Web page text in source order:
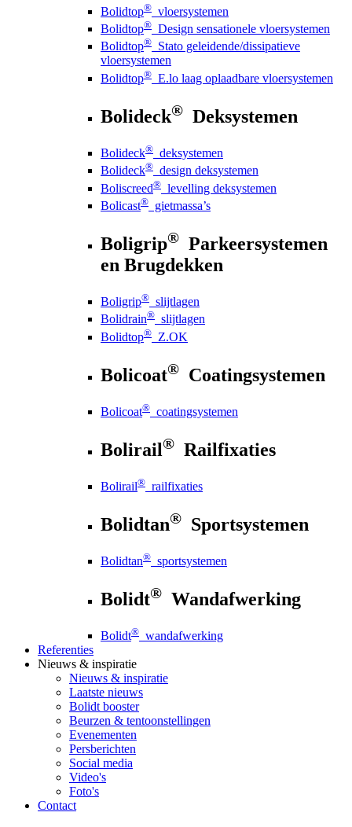
Bolidtop® vloersystemen
Bolidtop® Design sensationele vloersystemen
Bolidtop® Stato geleidende/dissipatieve
vloersystemen
Bolidtop® E.lo laag oplaadbare vloersystemen
Bolideck® Deksystemen
Bolideck® deksystemen
Bolideck® design deksystemen
Boliscreed® levelling deksystemen
Bolicast® gietmassa’s
Boligrip® Parkeersystemen
en Brugdekken
Boligrip® slijtlagen
Bolidrain® slijtlagen
Bolidtop® Z.OK
Bolicoat® Coatingsystemen
Bolicoat® coatingsystemen
Bolirail® Railfixaties
Bolirail® railfixaties
Bolidtan® Sportsystemen
Bolidtan® sportsystemen
Bolidt® Wandafwerking
Bolidt® wandafwerking
Referenties
Nieuws & inspiratie
Nieuws & inspiratie
Laatste nieuws
Bolidt booster
Beurzen & tentoonstellingen
Evenementen
Persberichten
Social media
Video's
Foto's
Contact